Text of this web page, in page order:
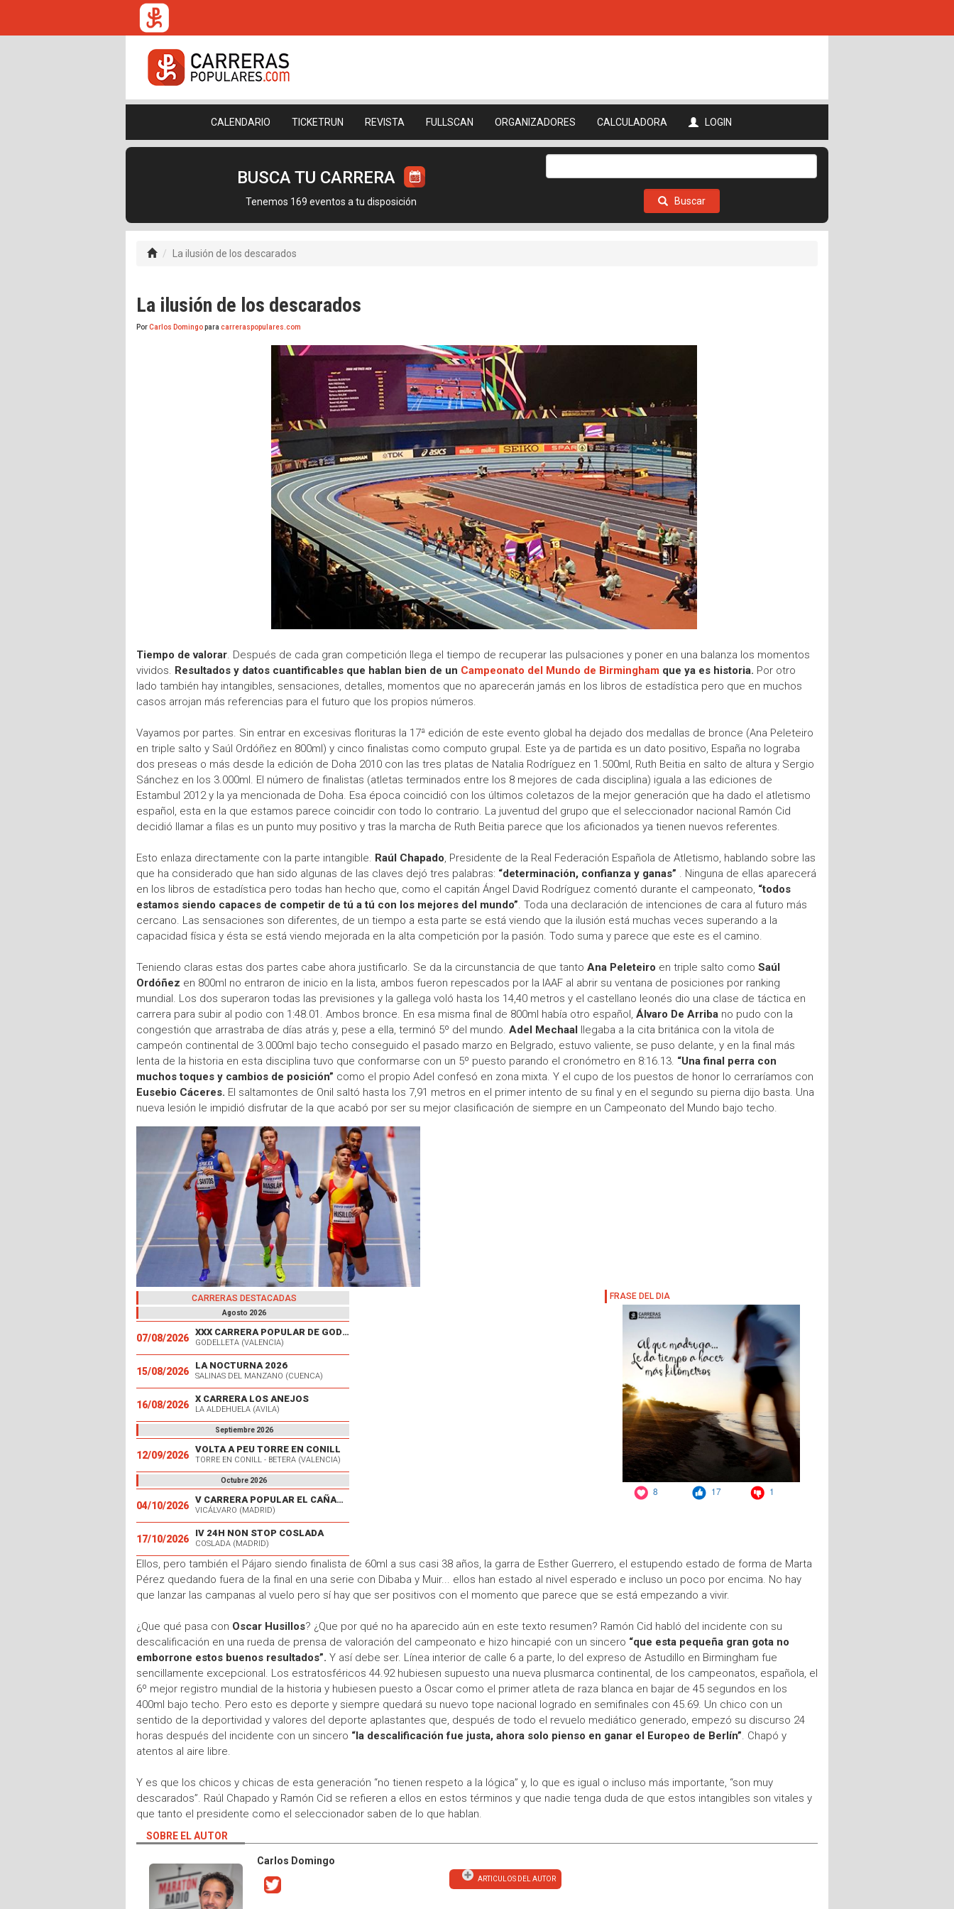
CALENDARIO TICKETRUN REVISTA FULLSCAN ORGANIZADORES CALCULADORA LOGIN
BUSCA TU CARRERA
Tenemos 169 eventos a tu disposición Buscar
La ilusión de los descarados
La ilusión de los descarados
PorCarlos Domingopara carreraspopulares.com
Tiempo de valorar. Después de cada gran competición llega el tiempo de recuperar las pulsaciones y poner en una balanza los momentos
vividos. Resultados y datos cuantificables que hablan bien de un Campeonato del Mundo de Birmingham que ya es historia. Por otro
lado también hay intangibles, sensaciones, detalles, momentos que no aparecerán jamás en los libros de estadística pero que en muchos
casos arrojan más referencias para el futuro que los propios números.
Vayamos por partes. Sin entrar en excesivas florituras la 17ª edición de este evento global ha dejado dos medallas de bronce (Ana Peleteiro
en triple salto y Saúl Ordóñez en 800ml) y cinco finalistas como computo grupal. Este ya de partida es un dato positivo, España no lograba
dos preseas o más desde la edición de Doha 2010 con las tres platas de Natalia Rodríguez en 1.500ml, Ruth Beitia en salto de altura y Sergio
Sánchez en los 3.000ml. El número de finalistas (atletas terminados entre los 8 mejores de cada disciplina) iguala a las ediciones de
Estambul 2012 y la ya mencionada de Doha. Esa época coincidió con los últimos coletazos de la mejor generación que ha dado el atletismo
español, esta en la que estamos parece coincidir con todo lo contrario. La juventud del grupo que el seleccionador nacional Ramón Cid
decidió llamar a filas es un punto muy positivo y tras la marcha de Ruth Beitia parece que los aficionados ya tienen nuevos referentes.
Esto enlaza directamente con la parte intangible. Raúl Chapado, Presidente de la Real Federación Española de Atletismo, hablando sobre las
que ha considerado que han sido algunas de las claves dejó tres palabras: “determinación, confianza y ganas” . Ninguna de ellas aparecerá
en los libros de estadística pero todas han hecho que, como el capitán Ángel David Rodríguez comentó durante el campeonato, “todos
estamos siendo capaces de competir de tú a tú con los mejores del mundo”. Toda una declaración de intenciones de cara al futuro más
cercano. Las sensaciones son diferentes, de un tiempo a esta parte se está viendo que la ilusión está muchas veces superando a la
capacidad física y ésta se está viendo mejorada en la alta competición por la pasión. Todo suma y parece que este es el camino.
Teniendo claras estas dos partes cabe ahora justificarlo. Se da la circunstancia de que tanto Ana Peleteiro en triple salto como Saúl
Ordóñez en 800ml no entraron de inicio en la lista, ambos fueron repescados por la IAAF al abrir su ventana de posiciones por ranking
mundial. Los dos superaron todas las previsiones y la gallega voló hasta los 14,40 metros y el castellano leonés dio una clase de táctica en
carrera para subir al podio con 1:48.01. Ambos bronce. En esa misma final de 800ml había otro español, Álvaro De Arriba no pudo con la
congestión que arrastraba de días atrás y, pese a ella, terminó 5º del mundo. Adel Mechaal llegaba a la cita británica con la vitola de
campeón continental de 3.000ml bajo techo conseguido el pasado marzo en Belgrado, estuvo valiente, se puso delante, y en la final más
lenta de la historia en esta disciplina tuvo que conformarse con un 5º puesto parando el cronómetro en 8:16.13. “Una final perra con
muchos toques y cambios de posición” como el propio Adel confesó en zona mixta. Y el cupo de los puestos de honor lo cerraríamos con
Eusebio Cáceres. El saltamontes de Onil saltó hasta los 7,91 metros en el primer intento de su final y en el segundo su pierna dijo basta. Una
nueva lesión le impidió disfrutar de la que acabó por ser su mejor clasificación de siempre en un Campeonato del Mundo bajo techo.
CARRERAS DESTACADAS
Agosto 2026
07/08/2026
XXX CARRERA POPULAR DE GODELLETA
GODELLETA (VALENCIA)
15/08/2026
LA NOCTURNA 2026
SALINAS DEL MANZANO (CUENCA)
16/08/2026
X CARRERA LOS ANEJOS
LA ALDEHUELA (AVILA)
Septiembre 2026
12/09/2026
VOLTA A PEU TORRE EN CONILL
TORRE EN CONILL - BETERA (VALENCIA)
Octubre 2026
04/10/2026
V CARRERA POPULAR EL CAÑAVERAL
VICÁLVARO (MADRID)
17/10/2026
IV 24H NON STOP COSLADA
COSLADA (MADRID)
Ellos, pero también el Pájaro siendo finalista de 60ml a sus casi 38 años, la garra de Esther Guerrero, el estupendo estado de forma de Marta
Pérez quedando fuera de la final en una serie con Dibaba y Muir... ellos han estado al nivel esperado e incluso un poco por encima. No hay
que lanzar las campanas al vuelo pero sí hay que ser positivos con el momento que parece que se está empezando a vivir.
¿Que qué pasa con Oscar Husillos? ¿Que por qué no ha aparecido aún en este texto resumen? Ramón Cid habló del incidente con su
descalificación en una rueda de prensa de valoración del campeonato e hizo hincapié con un sincero “que esta pequeña gran gota no
emborrone estos buenos resultados”. Y así debe ser. Línea interior de calle 6 a parte, lo del expreso de Astudillo en Birmingham fue
sencillamente excepcional. Los estratosféricos 44.92 hubiesen supuesto una nueva plusmarca continental, de los campeonatos, española, el
6º mejor registro mundial de la historia y hubiesen puesto a Oscar como el primer atleta de raza blanca en bajar de 45 segundos en los
400ml bajo techo. Pero esto es deporte y siempre quedará su nuevo tope nacional logrado en semifinales con 45.69. Un chico con un
sentido de la deportividad y valores del deporte aplastantes que, después de todo el revuelo mediático generado, empezó su discurso 24
horas después del incidente con un sincero “la descalificación fue justa, ahora solo pienso en ganar el Europeo de Berlín”. Chapó y
atentos al aire libre.
Y es que los chicos y chicas de esta generación “no tienen respeto a la lógica” y, lo que es igual o incluso más importante, “son muy
descarados”. Raúl Chapado y Ramón Cid se refieren a ellos en estos términos y que nadie tenga duda de que estos intangibles son vitales y
que tanto el presidente como el seleccionador saben de lo que hablan.
SOBRE EL AUTOR
Carlos Domingo
ARTICULOS DEL AUTOR